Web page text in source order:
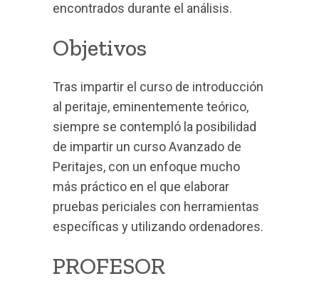
encontrados durante el análisis.
Objetivos
Tras impartir el curso de introducción
al peritaje, eminentemente teórico,
siempre se contempló la posibilidad
de impartir un curso Avanzado de
Peritajes, con un enfoque mucho
más práctico en el que elaborar
pruebas periciales con herramientas
específicas y utilizando ordenadores.
PROFESOR